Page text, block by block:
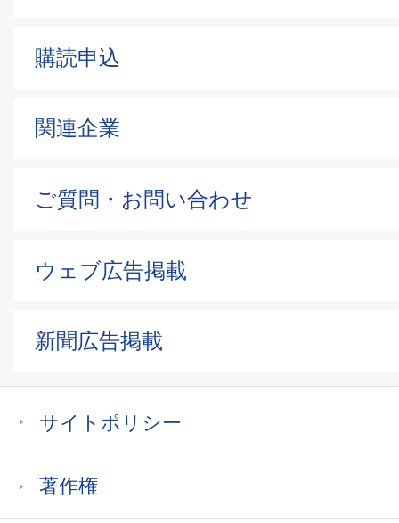
購読申込
関連企業
ご質問・お問い合わせ
ウェブ広告掲載
新聞広告掲載
サイトポリシー
著作権